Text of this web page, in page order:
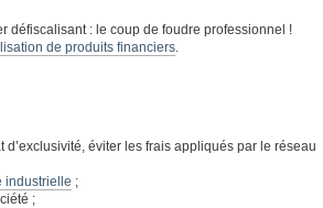
défiscalisant : le coup de foudre professionnel !
de produits financiers.
d’exclusivité, éviter les frais appliqués par le réseau
industrielle ;
;